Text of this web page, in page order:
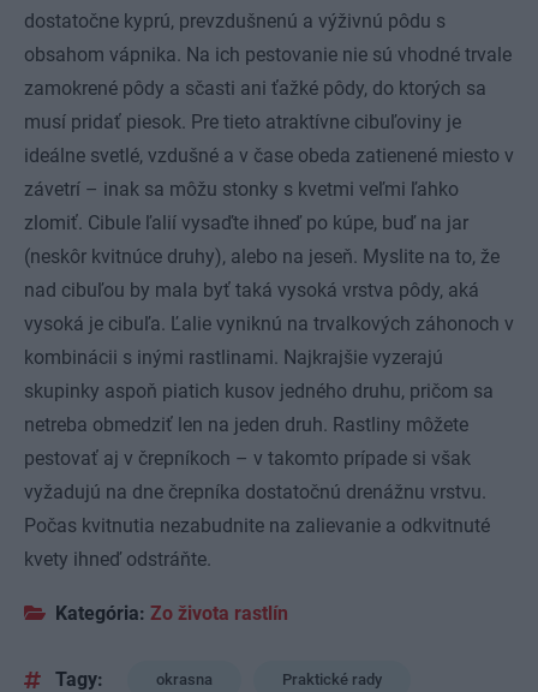
dostatočne kyprú, prevzdušnenú a výživnú pôdu s
obsahom vápnika. Na ich pestovanie nie sú vhodné trvale
zamokrené pôdy a sčasti ani ťažké pôdy, do ktorých sa
musí pridať piesok. Pre tieto atraktívne cibuľoviny je
ideálne svetlé, vzdušné a v čase obeda zatienené miesto v
závetrí – inak sa môžu stonky s kvetmi veľmi ľahko
zlomiť. Cibule ľalií vysaďte ihneď po kúpe, buď na jar
(neskôr kvitnúce druhy), alebo na jeseň. Myslite na to, že
nad cibuľou by mala byť taká vysoká vrstva pôdy, aká
vysoká je cibuľa. Ľalie vyniknú na trvalkových záhonoch v
kombinácii s inými rastlinami. Najkrajšie vyzerajú
skupinky aspoň piatich kusov jedného druhu, pričom sa
netreba obmedziť len na jeden druh. Rastliny môžete
pestovať aj v črepníkoch – v takomto prípade si však
vyžadujú na dne črepníka dostatočnú drenážnu vrstvu.
Počas kvitnutia nezabudnite na zalievanie a odkvitnuté
kvety ihneď odstráňte.
Kategória: Zo života rastlín
Tagy: okrasna Praktické rady